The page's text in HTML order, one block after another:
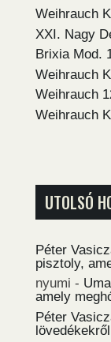
Weihrauch
XXI. Nagy
Brixia Mod.
Weihrauch
Weihrauch
Weihrauch
UTOLSÓ
Péter
pisztoly,
nyumi -
amely
Péter
lövedékekről